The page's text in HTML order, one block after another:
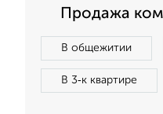
Продажа
В общежитии
В 3‑к квартире